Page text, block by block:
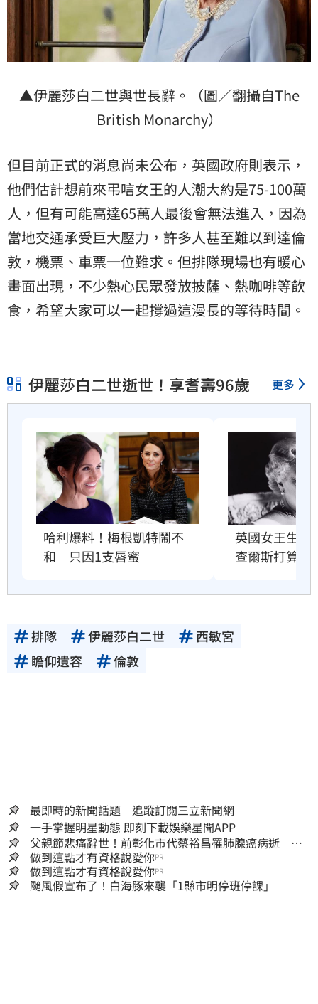
▲伊麗莎白二世與世長辭。（圖／翻攝自The
British Monarchy）
但目前正式的消息尚未公布，英國政府則表示，
他們估計想前來弔唁女王的人潮大約是75-100萬
人，但有可能高達65萬人最後會無法進入，因為
當地交通承受巨大壓力，許多人甚至難以到達倫
敦，機票、車票一位難求。但排隊現場也有暖心
畫面出現，不少熱心民眾發放披薩、熱咖啡等飲
食，希望大家可以一起撐過這漫長的等待時間。
伊麗莎白二世逝世！享耆壽96歲 更多
哈利爆料！梅根凱特鬧不
和　只因1支唇蜜
英國女王生
查爾斯打算賣
排隊 伊麗莎白二世
西敏宮
瞻仰遺容
倫敦
最即時的新聞話題 追蹤訂閱三立新聞網
一手掌握明星動態 即刻下載娛樂星聞APP
父親節悲痛辭世！前彰化市代蔡裕昌罹肺腺癌病逝 享
壽71歲
做到這點才有資格說愛你PR
做到這點才有資格說愛你PR
颱風假宣布了！白海豚來襲「1縣市明停班停課」